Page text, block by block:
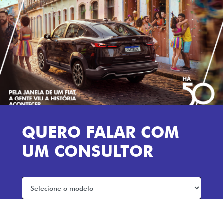
QUERO FALAR COM
UM CONSULTOR